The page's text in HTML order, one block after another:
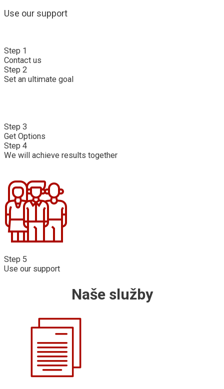
Use our support
Step 1
Contact us
Step 2
Set an ultimate goal
Step 3
Get Options
Step 4
We will achieve results together
Step 5
Use our support
Naše služby